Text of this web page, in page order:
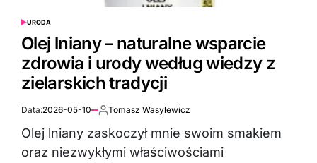
POSTED
IN
URODA
Olej lniany – naturalne wsparcie
zdrowia i urody według wiedzy z
zielarskich tradycji
Data:2026-05-10 Autor:
Tomasz Wasylewicz
Olej lniany zaskoczył mnie swoim smakiem
oraz niezwykłymi właściwościami